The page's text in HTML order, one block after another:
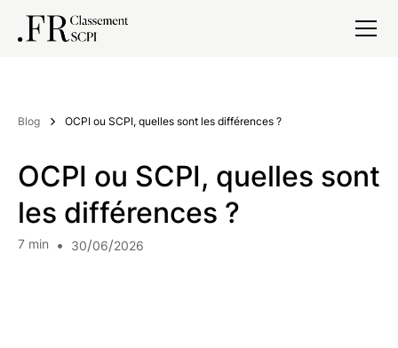
Blog OCPI ou SCPI, quelles sont les différences ?
OCPI ou SCPI, quelles sont
les différences ?
7 min • 30/06/2026